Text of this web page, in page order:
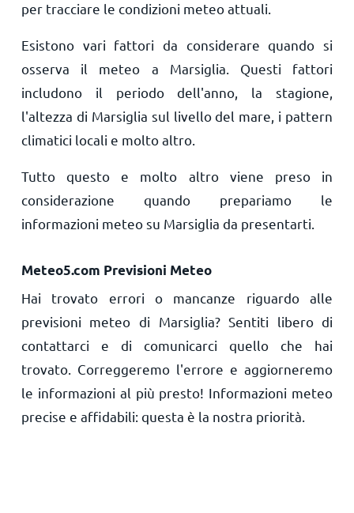
per tracciare le condizioni meteo attuali.
Esistono vari fattori da considerare quando si
osserva il meteo a Marsiglia. Questi fattori
includono il periodo dell'anno, la stagione,
l'altezza di Marsiglia sul livello del mare, i pattern
climatici locali e molto altro.
Tutto questo e molto altro viene preso in
considerazione quando prepariamo le
informazioni meteo su Marsiglia da presentarti.
Meteo5.com Previsioni Meteo
Hai trovato errori o mancanze riguardo alle
previsioni meteo di Marsiglia? Sentiti libero di
contattarci e di comunicarci quello che hai
trovato. Correggeremo l'errore e aggiorneremo
le informazioni al più presto! Informazioni meteo
precise e affidabili: questa è la nostra priorità.